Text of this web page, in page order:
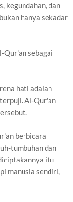
kegundahan, dan
hanya sekadar
Qur'an sebagai
hati adalah
Al-Qur'an
berbicara
tumbuhan dan
itu.
manusia sendiri,